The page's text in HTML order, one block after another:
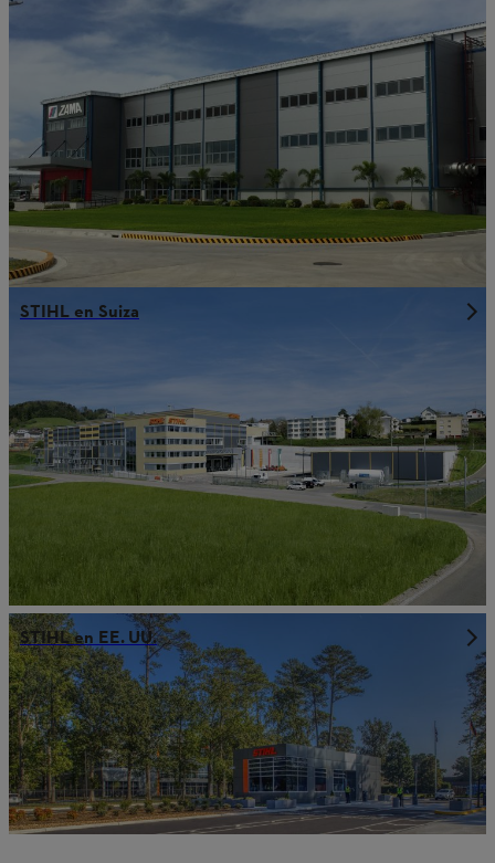
STIHL en Suiza
STIHL en EE. UU.